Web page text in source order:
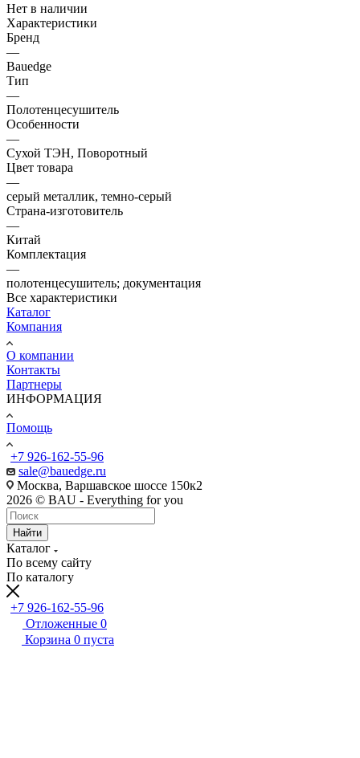
Нет в наличии
Характеристики
Бренд
—
Bauedge
Тип
—
Полотенцесушитель
Особенности
—
Сухой ТЭН, Поворотный
Цвет товара
—
серый металлик, темно-серый
Страна-изготовитель
—
Китай
Комплектация
—
полотенцесушитель; документация
Все характеристики
Каталог
Компания
О компании
Контакты
Партнеры
ИНФОРМАЦИЯ
Помощь
+7 926-162-55-96
sale@bauedge.ru
Москва, Варшавское шоссе 150к2
2026 © BAU - Everything for you
Найти
Каталог
По всему сайту
По каталогу
+7 926-162-55-96
Отложенные 0
Корзина 0 пуста